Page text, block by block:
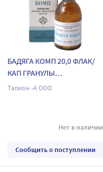
БАДЯГА КОМП 20,0 ФЛАК/
КАП ГРАНУЛЫ
ГОМЕОПАТ???
Талион -А ООО
Нет в наличии
Сообщить о поступлении